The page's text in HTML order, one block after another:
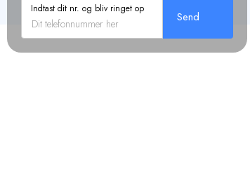
Indtast dit nr. og bliv ringet op